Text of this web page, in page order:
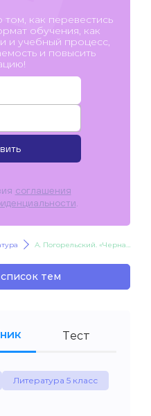
как перевестись
обучения, как
и учебный процесс,
и повысить
соглашения
А. Погорельский. «Черная курица, или Подземные жители»
тем
Тест
Литература 5 класс